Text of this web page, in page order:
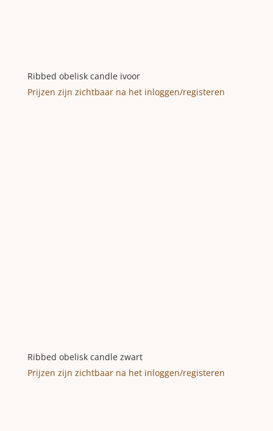
Ribbed obelisk candle ivoor
Prijzen zijn zichtbaar na het inloggen/registeren
Ribbed obelisk candle zwart
Prijzen zijn zichtbaar na het inloggen/registeren